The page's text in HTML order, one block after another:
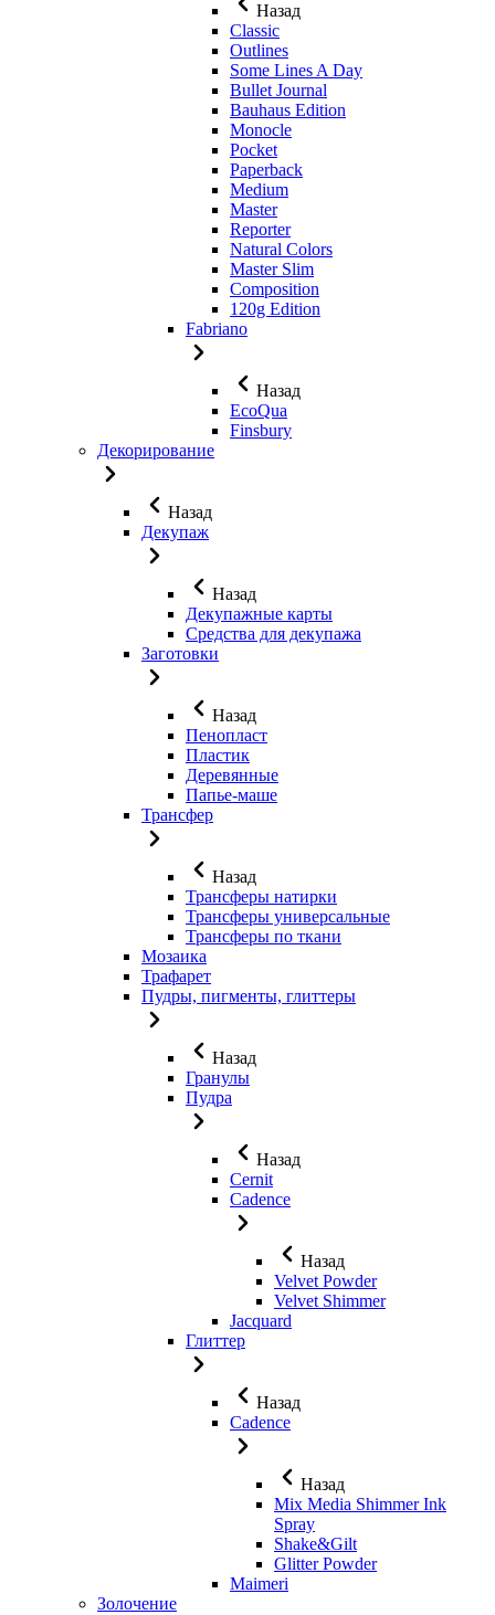
Назад
Classic
Outlines
Some Lines A Day
Bullet Journal
Bauhaus Edition
Monocle
Pocket
Paperback
Medium
Master
Reporter
Natural Colors
Master Slim
Composition
120g Edition
Fabriano
Назад
EcoQua
Finsbury
Декорирование
Назад
Декупаж
Назад
Декупажные карты
Средства для декупажа
Заготовки
Назад
Пенопласт
Пластик
Деревянные
Папье-маше
Трансфер
Назад
Трансферы натирки
Трансферы универсальные
Трансферы по ткани
Мозаика
Трафарет
Пудры, пигменты, глиттеры
Назад
Гранулы
Пудра
Назад
Cernit
Cadence
Назад
Velvet Powder
Velvet Shimmer
Jaсquard
Глиттер
Назад
Cadence
Назад
Mix Media Shimmer Ink
Spray
Shake&Gilt
Glitter Powder
Maimeri
Золочение